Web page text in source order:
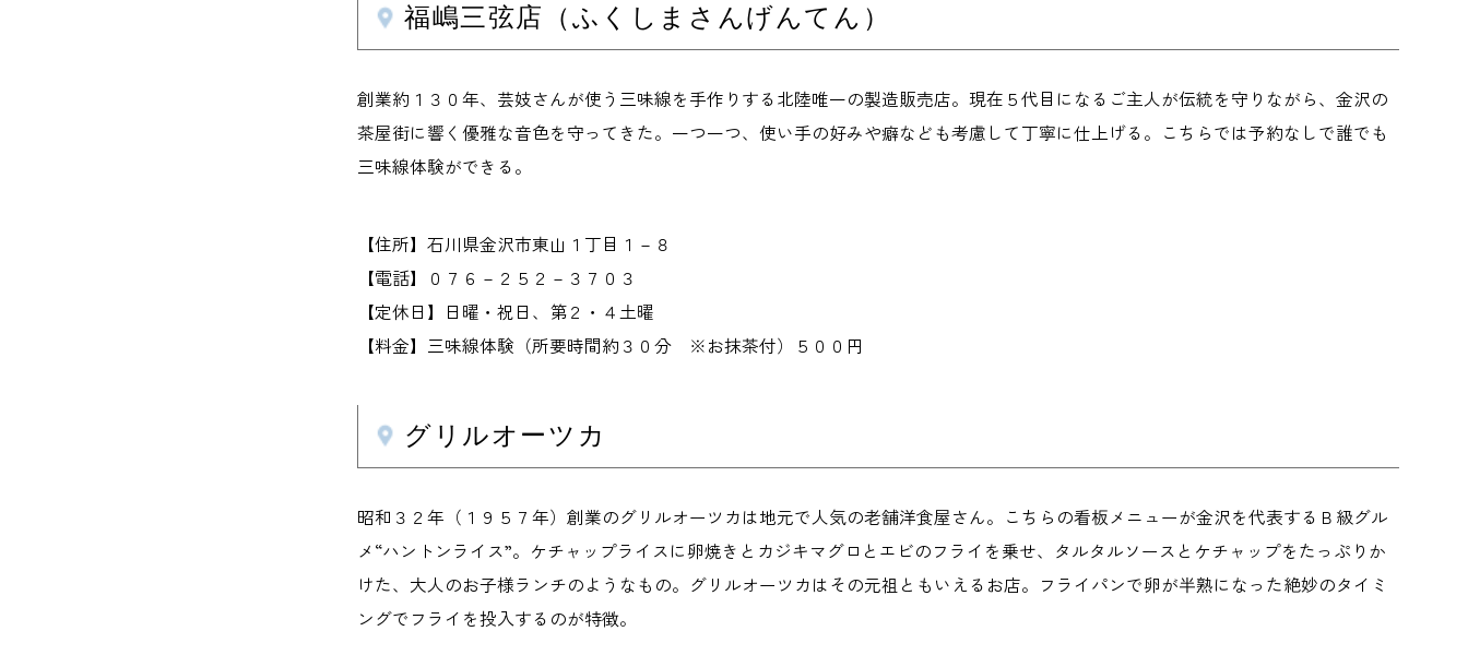
福嶋三弦店（ふくしまさんげんてん）
創業約１３０年、芸妓さんが使う三味線を手作りする北陸唯一の製造販売店。現在５代目になるご主人が伝統を守りながら、金沢の
茶屋街に響く優雅な音色を守ってきた。一つ一つ、使い手の好みや癖なども考慮して丁寧に仕上げる。こちらでは予約なしで誰でも
三味線体験ができる。
【住所】石川県金沢市東山１丁目１－８
【電話】０７６－２５２－３７０３
【定休日】日曜・祝日、第２・４土曜
【料金】三味線体験（所要時間約３０分 ※お抹茶付）５００円
グリルオーツカ
昭和３２年（１９５７年）創業のグリルオーツカは地元で人気の老舗洋食屋さん。こちらの看板メニューが金沢を代表するＢ級グル
メ“ハントンライス”。ケチャップライスに卵焼きとカジキマグロとエビのフライを乗せ、タルタルソースとケチャップをたっぷりか
けた、大人のお子様ランチのようなもの。グリルオーツカはその元祖ともいえるお店。フライパンで卵が半熟になった絶妙のタイミ
ングでフライを投入するのが特徴。